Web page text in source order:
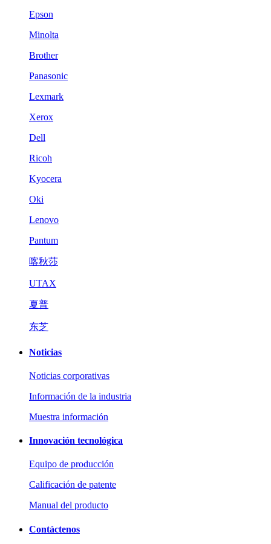
Epson
Minolta
Brother
Panasonic
Lexmark
Xerox
Dell
Ricoh
Kyocera
Oki
Lenovo
Pantum
喀秋莎
UTAX
夏普
东芝
Noticias
Noticias corporativas
Información de la industria
Muestra información
Innovación tecnológica
Equipo de producción
Calificación de patente
Manual del producto
Contáctenos